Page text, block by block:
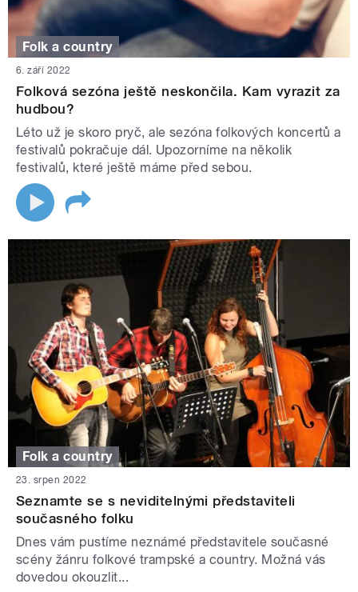
Folk a country
6. září 2022
Folková sezóna ještě neskončila. Kam vyrazit za
hudbou?
Léto už je skoro pryč, ale sezóna folkových koncertů a
festivalů pokračuje dál. Upozorníme na několik
festivalů, které ještě máme před sebou.
Folk a country
23. srpen 2022
Seznamte se s neviditelnými představiteli
současného folku
Dnes vám pustíme neznámé představitele současné
scény žánru folkové trampské a country. Možná vás
dovedou okouzlit...